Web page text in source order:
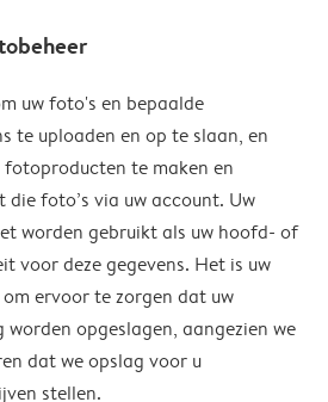
uw foto's en bepaalde
te uploaden en op te slaan, en
fotoproducten te maken en
foto’s via uw account. Uw
worden gebruikt als uw hoofd- of
voor deze gegevens. Het is uw
ervoor te zorgen dat uw
worden opgeslagen, aangezien we
dat we opslag voor u
stellen.